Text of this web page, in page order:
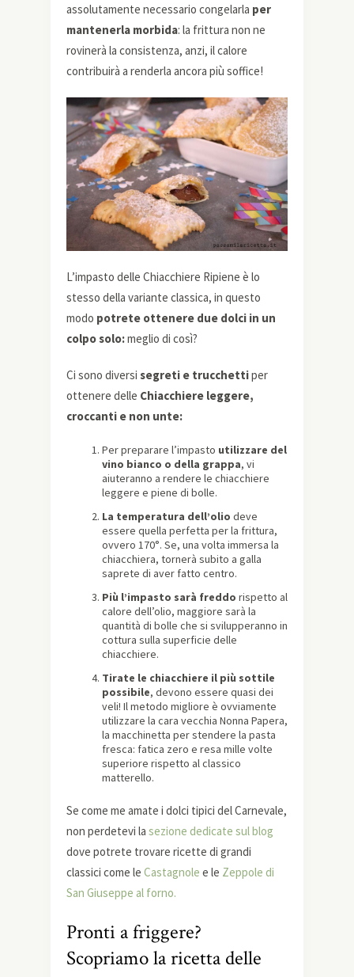
assolutamente necessario congelarla per
mantenerla morbida: la frittura non ne
rovinerà la consistenza, anzi, il calore
contribuirà a renderla ancora più soffice!
L’impasto delle Chiacchiere Ripiene è lo
stesso della variante classica, in questo
modo potrete ottenere due dolci in un
colpo solo:meglio di così?
Ci sono diversi segreti e trucchettiper
ottenere delle Chiacchiere leggere,
croccanti e non unte:
Per preparare l’impasto utilizzare del
vino bianco o della grappa, vi
aiuteranno a rendere le chiacchiere
leggere e piene di bolle.
La temperatura dell’olio deve
essere quella perfetta per la frittura,
ovvero 170°. Se, una volta immersa la
chiacchiera, tornerà subito a galla
saprete di aver fatto centro.
Più l’impasto sarà freddo rispetto al
calore dell’olio, maggiore sarà la
quantità di bolle che si svilupperanno in
cottura sulla superficie delle
chiacchiere.
Tirate le chiacchiere il più sottile
possibile, devono essere quasi dei
veli! Il metodo migliore è ovviamente
utilizzare la cara vecchia Nonna Papera,
la macchinetta per stendere la pasta
fresca: fatica zero e resa mille volte
superiore rispetto al classico
matterello.
Se come me amate i dolci tipici del Carnevale,
non perdetevi la sezione dedicate sul blog
dove potrete trovare ricette di grandi
classici come le Castagnole e le Zeppole di
San Giuseppe al forno.
Pronti a friggere?
Scopriamo la ricetta delle